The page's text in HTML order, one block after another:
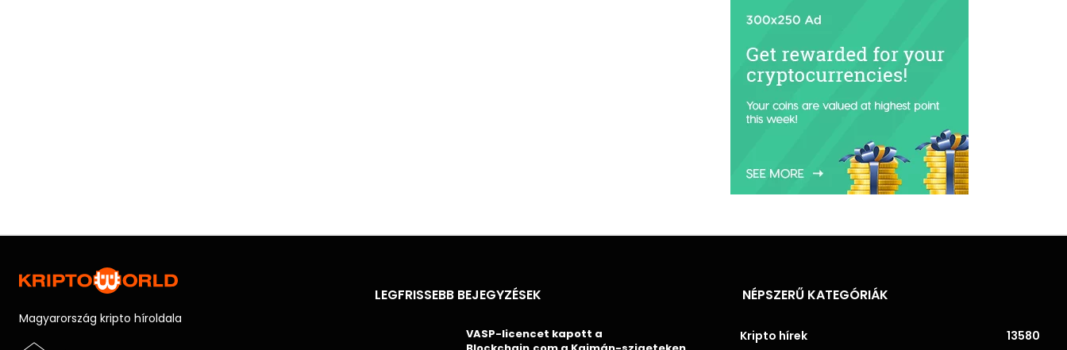
Magyarország kripto híroldala
LEGFRISSEBB BEJEGYZÉSEK
VASP-licencet kapott a
NÉPSZERŰ KATEGÓRIÁK
Kripto hírek 13580